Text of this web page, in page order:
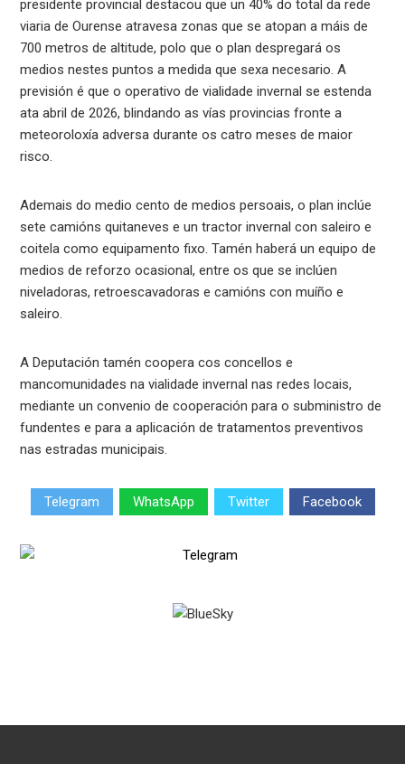
presidente provincial destacou que un 40% do total da rede
viaria de Ourense atravesa zonas que se atopan a máis de
700 metros de altitude, polo que o plan despregará os
medios nestes puntos a medida que sexa necesario. A
previsión é que o operativo de vialidade invernal se estenda
ata abril de 2026, blindando as vías provincias fronte a
meteoroloxía adversa durante os catro meses de maior
risco.
Ademais do medio cento de medios persoais, o plan inclúe
sete camións quitaneves e un tractor invernal con saleiro e
coitela como equipamento fixo. Tamén haberá un equipo de
medios de reforzo ocasional, entre os que se inclúen
niveladoras, retroescavadoras e camións con muíño e
saleiro.
A Deputación tamén coopera cos concellos e
mancomunidades na vialidade invernal nas redes locais,
mediante un convenio de cooperación para o subministro de
fundentes e para a aplicación de tratamentos preventivos
nas estradas municipais.
Telegram WhatsApp Twitter Facebook